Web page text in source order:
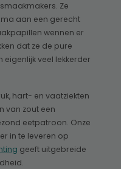
Ze
aan een gerecht
wennen er
dat ze de pure
veel lekkerder
hart- en vaatziekten
van zout een
eetpatroon. Onze
in te leveren op
geeft uitgebreide